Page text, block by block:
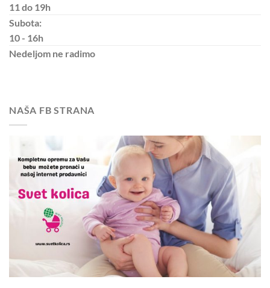
11 do 19h
Subota:
10 - 16h
Nedeljom ne radimo
NAŠA FB STRANA